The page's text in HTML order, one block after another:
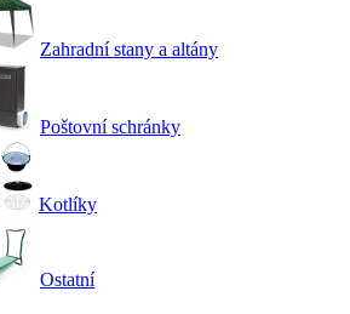
Zahradní stany a altány
Poštovní schránky
Kotlíky
Ostatní